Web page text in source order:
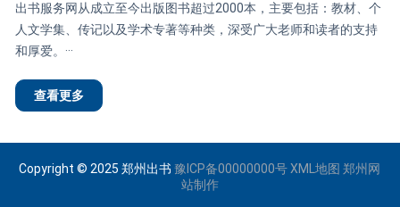
出书服务网从成立至今出版图书超过2000本，主要包括：教材、个
人文学集、传记以及学术专著等种类，深受广大老师和读者的支持
和厚爱。···
查看更多
Copyright © 2025 郑州出书豫ICP备00000000号 XML地图 郑州网
站制作